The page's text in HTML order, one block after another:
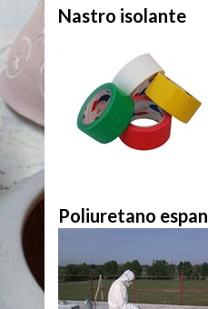
Nastro isolante
Poliuretano